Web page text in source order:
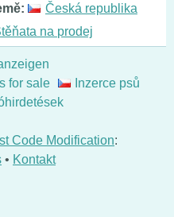
Česká republika
na prodej
for sale
Inzerce psů
Code Modification:
• Kontakt